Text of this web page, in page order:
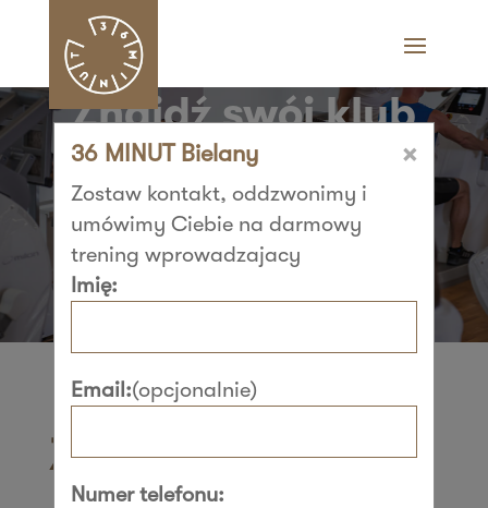
Znajdź swój klub
36 MINUT i zacznij
trenować​
Znajdź swój klub
×
36 MINUT Bielany
Zostaw kontakt, oddzwonimy i
umówimy Ciebie na darmowy
trening wprowadzajacy
Imię:
Email:(opcjonalnie)
Numer telefonu: